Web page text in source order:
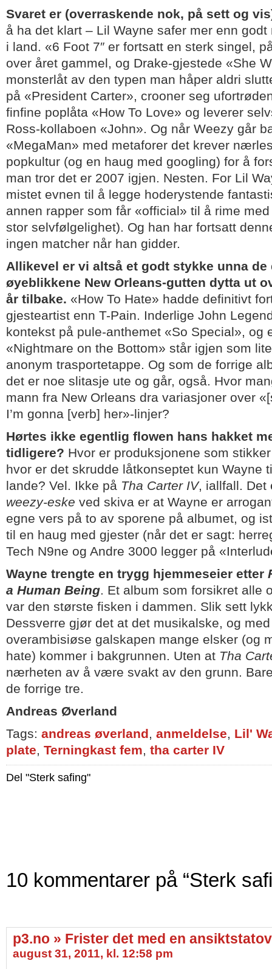
Svaret er (overraskende nok, på sett og
å ha det klart – Lil Wayne safer mer enn
i land. «6 Foot 7″ er fortsatt en sterk singel,
over året gammel, og Drake-gjestede «She
monsterlåt av den typen man håper aldri
på «President Carter», crooner seg
finfine poplåta «How To Love» og leverer
Ross-kollaboen «John». Og når Weezy går
«MegaMan» med metaforer det krever
popkultur (og en haug med googling) for å
man tror det er 2007 igjen. Nesten. For Lil
mistet evnen til å legge hoderystende
annen rapper som får «official» til å rime
stor selvfølgelighet). Og han har fortsatt
ingen matcher når han gidder.
Allikevel er vi altså et godt stykke unna de
øyeblikkene New Orleans-gutten dytta ut
år tilbake. «How To Hate» hadde definitivt
gjesteartist enn T-Pain. Inderlige John
kontekst på pule-anthemet «So Special», og
«Nightmare on the Bottom» står igjen som
anonym trasportetappe. Og som de forrige
det er noe slitasje ute og går, også. Hvor
mann fra New Orleans dra variasjoner over
I’m gonna [verb] her»-linjer?
Hørtes ikke egentlig flowen hans hakket
tidligere? Hvor er produksjonene som
hvor er det skrudde låtkonseptet kun Wayne
lande? Vel. Ikke på Tha Carter IV, iallfall. Det
weezy-eske ved skiva er at Wayne er
egne vers på to av sporene på albumet, og
til en haug med gjester (når det er sagt:
Tech N9ne og Andre 3000 legger på
Wayne trengte en trygg hjemmeseier etter
a Human Being. Et album som forsikret alle
var den største fisken i dammen. Slik sett
Dessverre gjør det at det musikalske, og
overambisiøse galskapen mange elsker (og
hate) kommer i bakgrunnen. Uten at Tha
nærheten av å være svakt av den grunn.
de forrige tre.
Andreas Øverland
Tags: andreas øverland, anmeldelse, Lil'
plate, Terningkast fem, tha carter IV
Del "Sterk safing"
10 kommentarer på “Sterk
p3.no » Frister det med en
august 31, 2011, kl. 12:58 pm